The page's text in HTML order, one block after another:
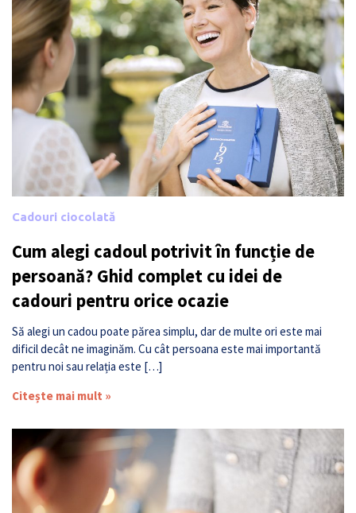
Cadouri ciocolată
Cum alegi cadoul potrivit în funcție de
persoană? Ghid complet cu idei de
cadouri pentru orice ocazie
Să alegi un cadou poate părea simplu, dar de multe ori este mai
dificil decât ne imaginăm. Cu cât persoana este mai importantă
pentru noi sau relația este […]
Citește mai mult »